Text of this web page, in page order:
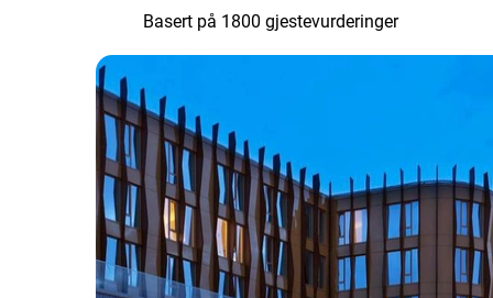
Basert på 1800 gjestevurderinger